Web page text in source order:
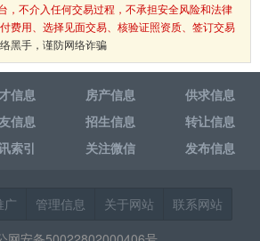
，不介入任何交易过程，不承担安全风险和法律
费用、选择见面交易、核验证照资质、签订交易
黑手，谨防网络诈骗
信息 房产信息
供求信息
信息 招生信息
转让信息
索引 关注微信 发布信息
广 管理信息 关于网站
联系网站